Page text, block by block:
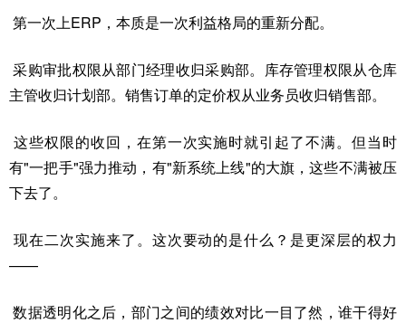
第一次上ERP，本质是一次利益格局的重新分配。
采购审批权限从部门经理收归采购部。库存管理权限从仓库
主管收归计划部。销售订单的定价权从业务员收归销售部。
这些权限的收回，在第一次实施时就引起了不满。但当时
有"一把手"强力推动，有"新系统上线"的大旗，这些不满被压
下去了。
现在二次实施来了。这次要动的是什么？是更深层的权力
——
数据透明化之后，部门之间的绩效对比一目了然，谁干得好